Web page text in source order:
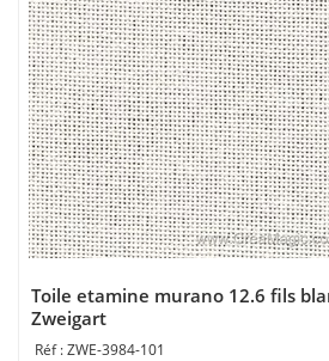
Toile etamine murano 12.6 fils
Zweigart
ZWE-3984-101